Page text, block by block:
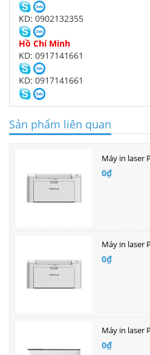
KD: 0902132355
Hồ Chí Minh
KD: 0917141661
KD: 0917141661
Sản phẩm liên quan
Máy in laser
0₫
Máy in laser
0₫
Máy in laser
0₫